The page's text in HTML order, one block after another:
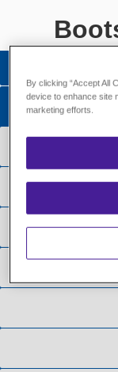
By clicking “Accept All
device to enhance site
marketing efforts.